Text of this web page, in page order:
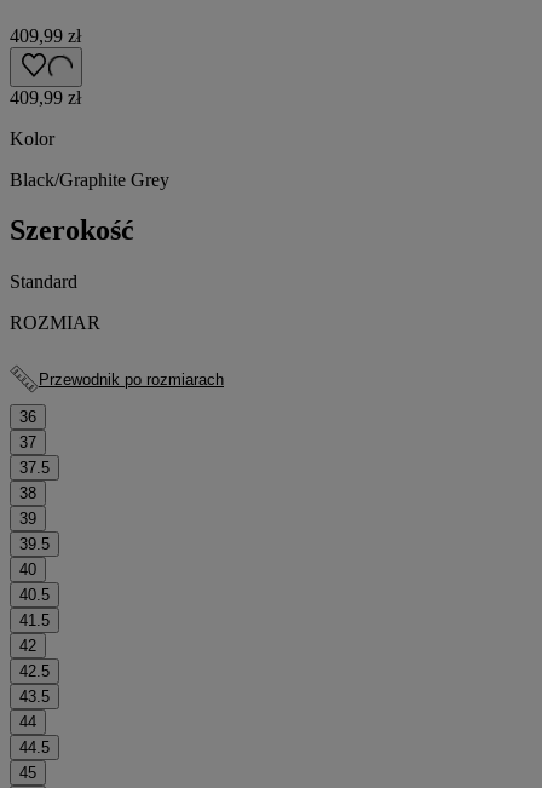
409,99 zł
409,99 zł
Kolor
Black/Graphite Grey
Szerokość
Standard
ROZMIAR
Przewodnik po rozmiarach
36
37
37.5
38
39
39.5
40
40.5
41.5
42
42.5
43.5
44
44.5
45